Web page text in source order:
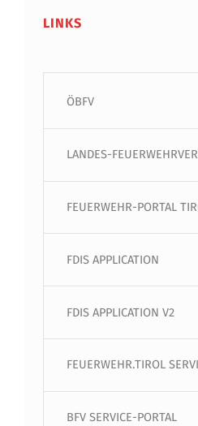
LINKS
ÖBFV
LANDES-
FEUERWEHR-PORTAL
FDIS APPLICATION
FDIS APPLICATION V2
FEUERWEHR.TIROL
BFV SERVICE-PORTAL